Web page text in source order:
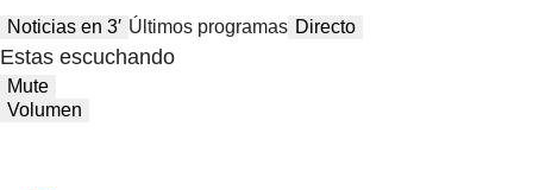
Noticias en 3′ Últimos programas Directo
Estas escuchando
Mute
Volumen